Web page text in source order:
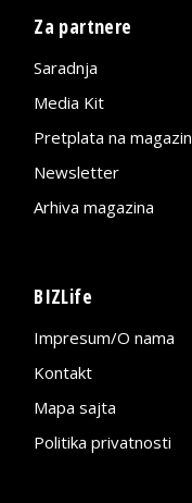
Za partnere
Saradnja
Media Kit
Pretplata na magazin
Newsletter
Arhiva magazina
BIZLife
Impresum/O nama
Kontakt
Mapa sajta
Politika privatnosti